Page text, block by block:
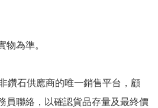
物為準。
鑽石供應商的唯一銷售平台，顧
員聯絡，以確認貨品存量及最終價